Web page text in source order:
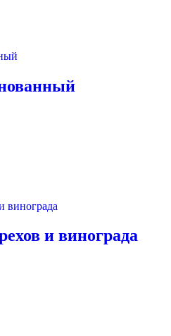
и винограда